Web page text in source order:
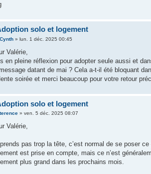
solo et logement
Cynth» lun. 1 déc. 2025 00:45
Valérie,
en pleine réflexion pour adopter seule aussi et
datant de mai ? Cela a-t-il été bloquant
soirée et merci beaucoup pour votre retour
solo et logement
terence» ven. 5 déc. 2025 08:07
Valérie,
pas trop la tête, c’est normal de se poser
est prise en compte, mais ce n’est
plus grand dans les prochains mois.